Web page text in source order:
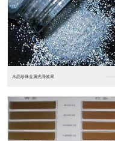
工业涂料树脂（雅克）